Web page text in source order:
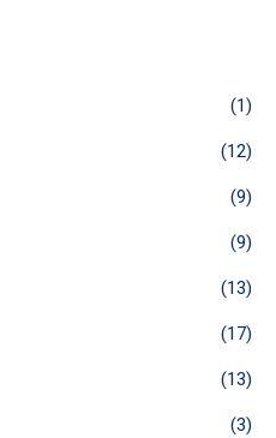
(1)
(12)
(9)
(9)
(13)
(17)
(13)
(3)